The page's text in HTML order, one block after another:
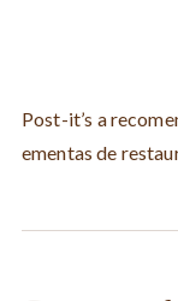
Post-it’s a
ementas de